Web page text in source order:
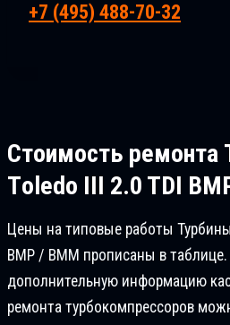
+7 (495) 488-70-32
Стоимость ремонта
Tоledo III 2.0 TDI
Цены на типовые работы
BMP / BMM прописаны в
дополнительную информацию
ремонта турбокомпрессоров